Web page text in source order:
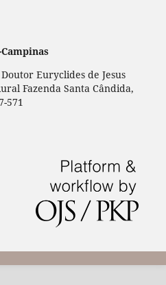
Euryclides de Jesus
Fazenda Santa Cândida,
571